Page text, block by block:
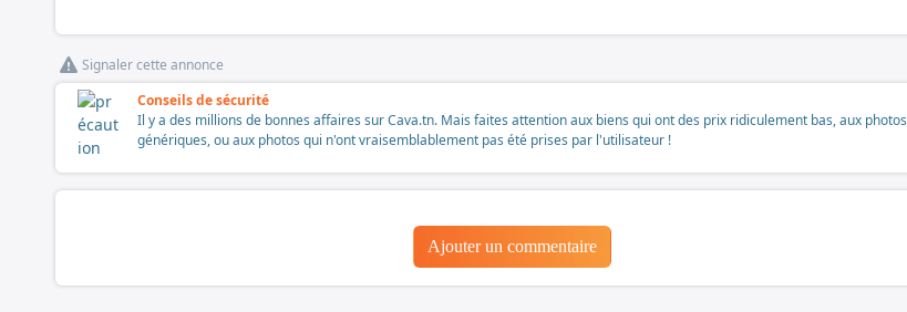
Signaler cette annonce
Conseils de sécurité
Il y a des millions de bonnes affaires sur Cava.tn. Mais faites attention aux biens qui ont des prix ridiculement bas, aux photos
génériques, ou aux photos qui n'ont vraisemblablement pas été prises par l'utilisateur !
Ajouter un commentaire